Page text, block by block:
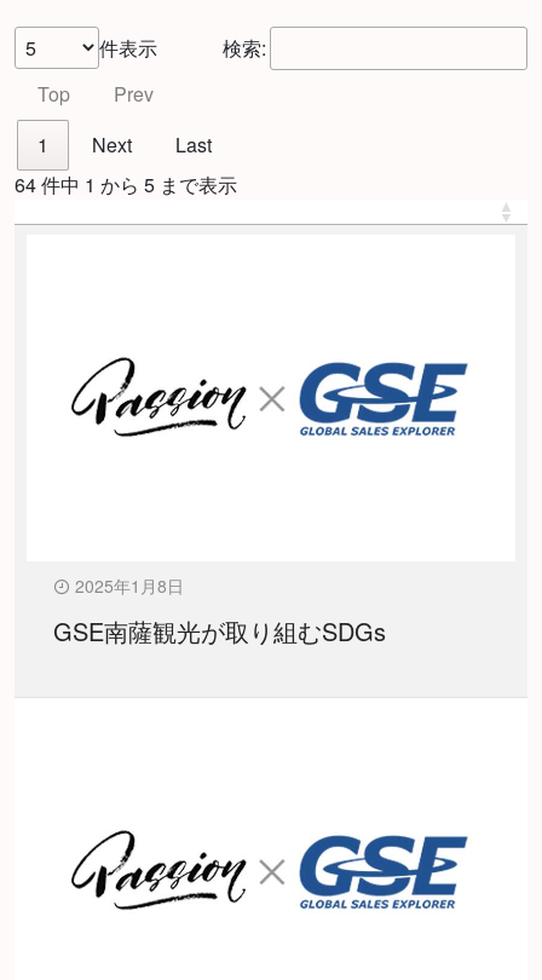
件表示
検索:
Top
Prev
1
Next
Last
64 件中 1 から 5 まで表示
2025年1月8日
GSE南薩観光が取り組むSDGs